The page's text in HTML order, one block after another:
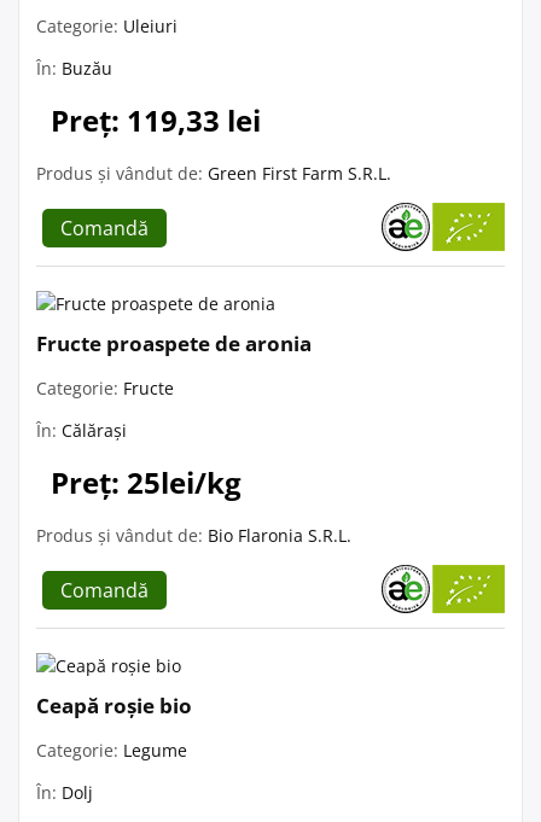
Categorie: Uleiuri
În: Buzău
Preț: 119,33 lei
Produs și vândut de: Green First Farm S.R.L.
Comandă
Fructe proaspete de aronia
Categorie: Fructe
În: Călărași
Preț: 25lei/kg
Produs și vândut de: Bio Flaronia S.R.L.
Comandă
Ceapă roșie bio
Categorie: Legume
În: Dolj